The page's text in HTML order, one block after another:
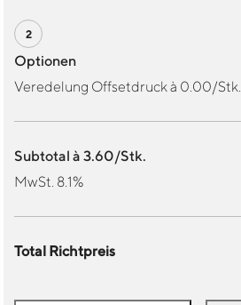
Optionen
Veredelung Offsetdruck à 0.00/Stk.
Subtotal à 3.60/Stk.
MwSt. 8.1%
Total Richtpreis